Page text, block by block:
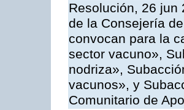
Resolución, 26 jun
de la Consejería
convocan para la
sector vacuno»,
nodriza»,
vacunos», y
Comunitario de